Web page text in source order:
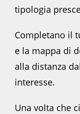
tipologia
Completano il
e la mappa di
alla distanza
interesse.
Una volta che